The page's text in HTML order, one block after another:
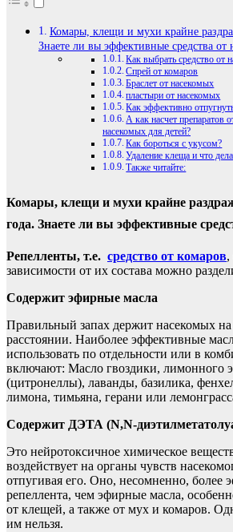
Комары, клещи и мухи крайне
Знаете ли вы эффективные средства от
Как выбрать средство от
Спрей от комаров
Браслет от насекомых
пластыри от насекомых
Как эффективно
А как насчет препаратов
насекомых для детей?
Как бороться с укусом?
Удаление клеща и что
Также читайте:
Комары, клещи и мухи крайне
года. Знаете ли вы эффективные
Репелленты, т.е. средство от комаров,
зависимости от их состава можно
Содержит эфирные масла
Правильный запах держит насекомых на
расстоянии. Наиболее эффективные
использовать по отдельности или в
включают: Масло гвоздики, лимонного
(цитронеллы), лаванды, базилика,
лимона, тимьяна, герани или
Содержит ДЭТА (N,N-
Это нейротоксичное химическое
воздействует на органы чувств
отпугивая его. Оно, несомненно, более
репеллента, чем эфирные масла,
от клещей, а также от мух и комаров.
им нельзя.